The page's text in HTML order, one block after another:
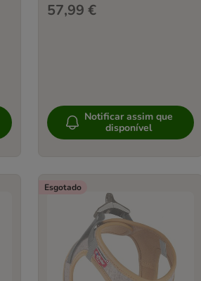
57,99 €
Notificar assim que
disponível
Esgotado